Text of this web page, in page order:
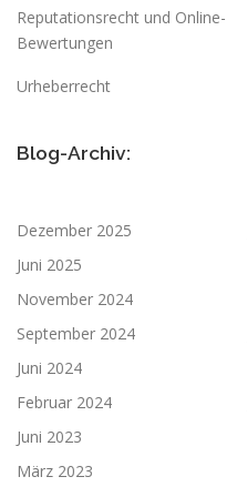
Reputationsrecht und Online-
Bewertungen
Urheberrecht
Blog-Archiv:
Dezember 2025
Juni 2025
November 2024
September 2024
Juni 2024
Februar 2024
Juni 2023
März 2023